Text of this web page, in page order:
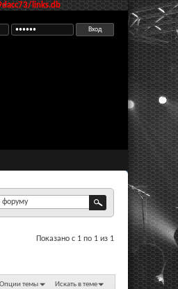
links.db
Показано с 1 по 1 из 1
Опции темы Искать в теме